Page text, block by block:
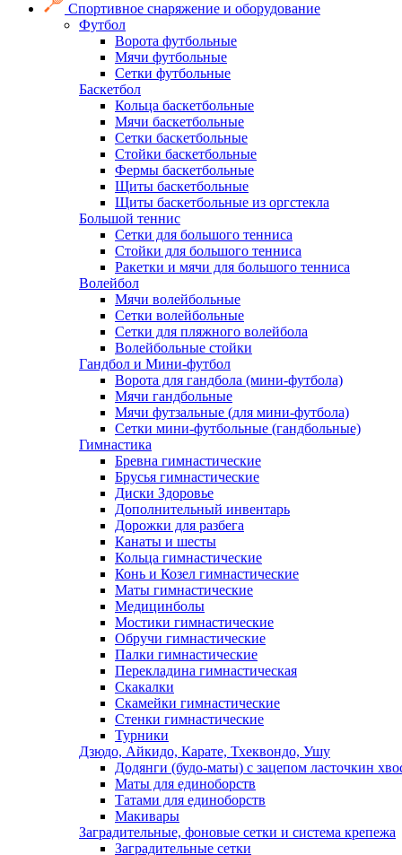
Спортивное снаряжение и оборудование
Футбол
Ворота футбольные
Мячи футбольные
Сетки футбольные
Баскетбол
Кольца баскетбольные
Мячи баскетбольные
Сетки баскетбольные
Стойки баскетбольные
Фермы баскетбольные
Щиты баскетбольные
Щиты баскетбольные из оргстекла
Большой теннис
Сетки для большого тенниса
Стойки для большого тенниса
Ракетки и мячи для большого тенниса
Волейбол
Мячи волейбольные
Сетки волейбольные
Сетки для пляжного волейбола
Волейбольные стойки
Гандбол и Мини-футбол
Ворота для гандбола (мини-футбола)
Мячи гандбольные
Мячи футзальные (для мини-футбола)
Сетки мини-футбольные (гандбольные)
Гимнастика
Бревна гимнастические
Брусья гимнастические
Диски Здоровье
Дополнительный инвентарь
Дорожки для разбега
Канаты и шесты
Кольца гимнастические
Конь и Козел гимнастические
Маты гимнастические
Медицинболы
Мостики гимнастические
Обручи гимнастические
Палки гимнастические
Перекладина гимнастическая
Скакалки
Скамейки гимнастические
Стенки гимнастические
Турники
Дзюдо, Айкидо, Карате, Тхеквондо, Ушу
Додянги (будо-маты) с зацепом ласточкин
Маты для единоборств
Татами для единоборств
Макивары
Заградительные, фоновые сетки и система крепежа
Заградительные сетки